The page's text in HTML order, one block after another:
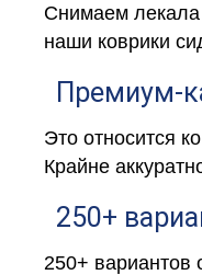
Снимаем лекала
наши коврики
Премиум-
Это относится
Крайне
250+
250+ вариантов